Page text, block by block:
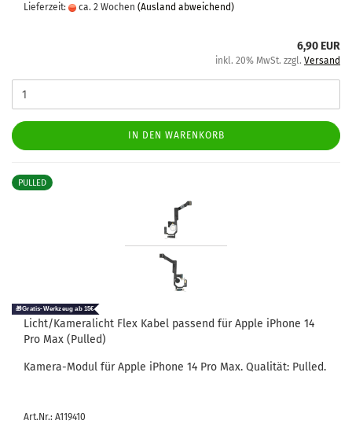
Lieferzeit:
ca. 2 Wochen (Ausland abweichend)
6,90 EUR
inkl. 20% MwSt. zzgl. Versand
IN DEN WARENKORB
PULLED
Licht/Ka­me­ra­licht Flex Kabel pas­send für Apple iPho­ne 14
Pro Max (Pul­led)
Kamera-​Modul für Apple iPho­ne 14 Pro Max. Qua­li­tät: Pul­led.
Art.Nr.: A119410